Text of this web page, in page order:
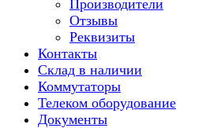
Производители
Отзывы
Реквизиты
Контакты
Склад в наличии
Коммутаторы
Телеком оборудование
Документы